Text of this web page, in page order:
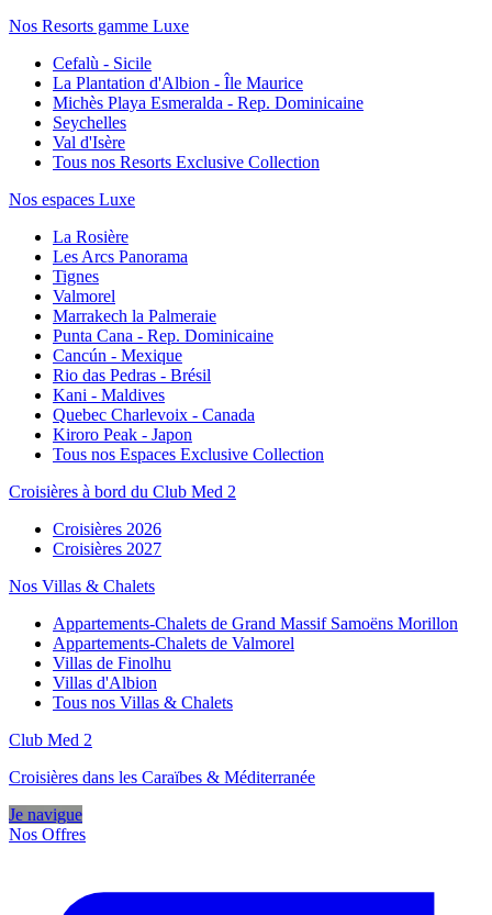
Nos Resorts gamme Luxe
Cefalù - Sicile
La Plantation d'Albion - Île Maurice
Michès Playa Esmeralda - Rep. Dominicaine
Seychelles
Val d'Isère
Tous nos Resorts Exclusive Collection
Nos espaces Luxe
La Rosière
Les Arcs Panorama
Tignes
Valmorel
Marrakech la Palmeraie
Punta Cana - Rep. Dominicaine
Cancún - Mexique
Rio das Pedras - Brésil
Kani - Maldives
Quebec Charlevoix - Canada
Kiroro Peak - Japon
Tous nos Espaces Exclusive Collection
Croisières à bord du Club Med 2
Croisières 2026
Croisières 2027
Nos Villas & Chalets
Appartements-Chalets de Grand Massif Samoëns Morillon
Appartements-Chalets de Valmorel
Villas de Finolhu
Villas d'Albion
Tous nos Villas & Chalets
Club Med 2
Croisières dans les Caraïbes & Méditerranée
Je navigue
Nos Offres